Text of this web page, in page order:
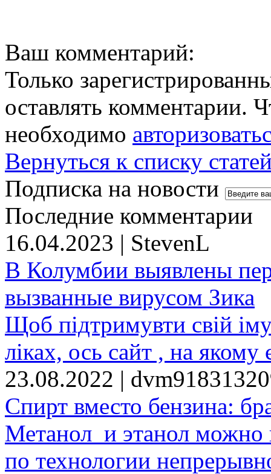
Ваш комментарий:
Только
оставлять комментарии.
необходимо
Вернуться к списку
Подписка на новости
Последние комментарии
16.04.2023 | StevenL
В Колумбии выявлены
вызванные вирусом Зика
Щоб підтримувти свій
ліках, ось сайт , на якому
23.08.2022 |
Спирт вместо бензина:
Метанол и этанол можно
по технологии